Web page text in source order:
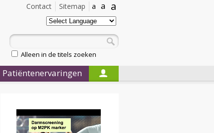
a
a
a
Sitemap
Contact
Alleen in de titels zoeken
Patiëntenervaringen